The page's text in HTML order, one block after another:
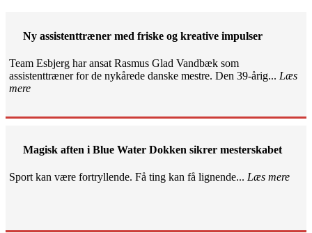
Ny assistenttræner med friske og kreative impulser
Team Esbjerg har ansat Rasmus Glad Vandbæk som
assistenttræner for de nykårede danske mestre. Den 39-årig... Læs
mere
Magisk aften i Blue Water Dokken sikrer mesterskabet
Sport kan være fortryllende. Få ting kan få lignende... Læs mere